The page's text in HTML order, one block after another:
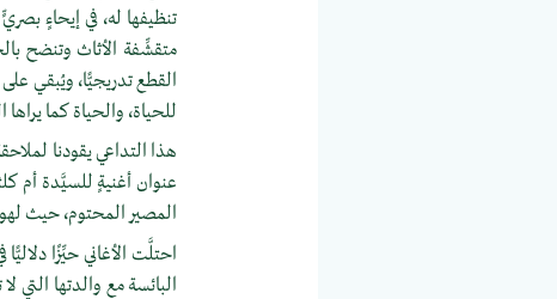
تنظيفها له، في إيحاءٍ
متقشِّفة الأثاث وتنضح
القطع تدريجيًّا، ويُبقي على
للحياة، والحياة كما
هذا التداعي يقودنا
عنوان أغنيةٍ للسيَّدة أم
المصير المحتوم، حيث
احتلَّت الأغاني حيِّزًا
البائسة مع والدتها